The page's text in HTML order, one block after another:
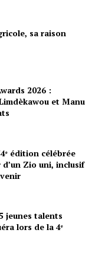
sa raison
2026 :
et Manu
édition célébrée
Zio uni, inclusif
jeunes talents
lors de la 4ᵉ